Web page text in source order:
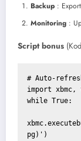
Backup :
Monitoring :
Script bonus
# Auto-
import xbmc,
while True:
pg)')